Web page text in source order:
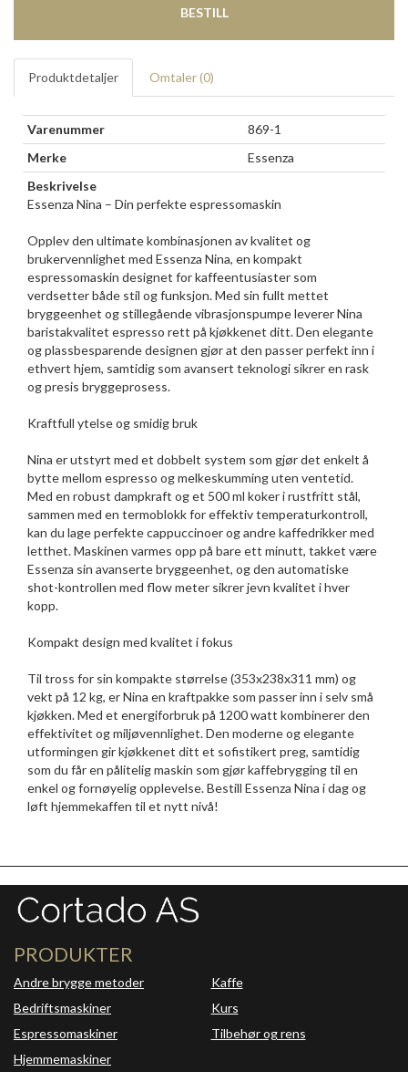
BESTILL
Produktdetaljer Omtaler (0)
Varenummer
869-1
Merke
Essenza
Beskrivelse
Essenza Nina – Din perfekte espressomaskin
Opplev den ultimate kombinasjonen av kvalitet og
brukervennlighet med Essenza Nina, en kompakt
espressomaskin designet for kaffeentusiaster som
verdsetter både stil og funksjon. Med sin fullt mettet
bryggeenhet og stillegående vibrasjonspumpe leverer Nina
baristakvalitet espresso rett på kjøkkenet ditt. Den elegante
og plassbesparende designen gjør at den passer perfekt inn i
ethvert hjem, samtidig som avansert teknologi sikrer en rask
og presis bryggeprosess.
Kraftfull ytelse og smidig bruk
Nina er utstyrt med et dobbelt system som gjør det enkelt å
bytte mellom espresso og melkeskumming uten ventetid.
Med en robust dampkraft og et 500 ml koker i rustfritt stål,
sammen med en termoblokk for effektiv temperaturkontroll,
kan du lage perfekte cappuccinoer og andre kaffedrikker med
letthet. Maskinen varmes opp på bare ett minutt, takket være
Essenza sin avanserte bryggeenhet, og den automatiske
shot-kontrollen med flow meter sikrer jevn kvalitet i hver
kopp.
Kompakt design med kvalitet i fokus
Til tross for sin kompakte størrelse (353x238x311 mm) og
vekt på 12 kg, er Nina en kraftpakke som passer inn i selv små
kjøkken. Med et energiforbruk på 1200 watt kombinerer den
effektivitet og miljøvennlighet. Den moderne og elegante
utformingen gir kjøkkenet ditt et sofistikert preg, samtidig
som du får en pålitelig maskin som gjør kaffebrygging til en
enkel og fornøyelig opplevelse. Bestill Essenza Nina i dag og
løft hjemmekaffen til et nytt nivå!
PRODUKTER
Andre brygge metoder
Bedriftsmaskiner
Espressomaskiner
Hjemmemaskiner
Kaffe
Kurs
Tilbehør og rens